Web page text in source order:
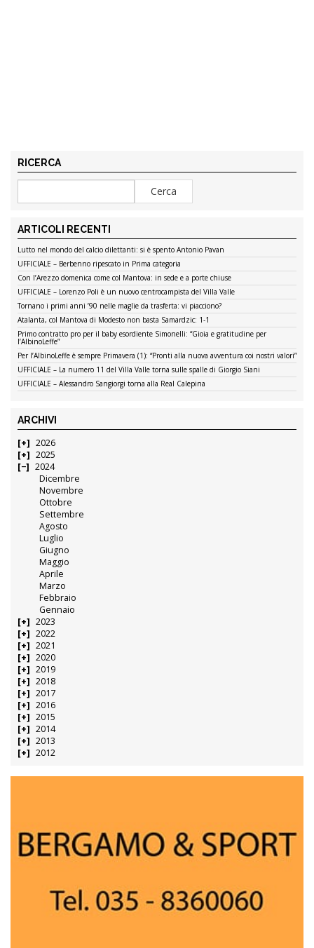
RICERCA
ARTICOLI RECENTI
Lutto nel mondo del calcio dilettanti: si è spento Antonio Pavan
UFFICIALE – Berbenno ripescato in Prima categoria
Con l’Arezzo domenica come col Mantova: in sede e a porte chiuse
UFFICIALE – Lorenzo Poli è un nuovo centrocampista del Villa Valle
Tornano i primi anni ’90 nelle maglie da trasferta: vi piacciono?
Atalanta, col Mantova di Modesto non basta Samardzic: 1-1
Primo contratto pro per il baby esordiente Simonelli: “Gioia e gratitudine per
l’AlbinoLeffe”
Per l’AlbinoLeffe è sempre Primavera (1): “Pronti alla nuova avventura coi nostri valori”
UFFICIALE – La numero 11 del Villa Valle torna sulle spalle di Giorgio Siani
UFFICIALE – Alessandro Sangiorgi torna alla Real Calepina
ARCHIVI
2026
2025
2024
Dicembre
Novembre
Ottobre
Settembre
Agosto
Luglio
Giugno
Maggio
Aprile
Marzo
Febbraio
Gennaio
2023
2022
2021
2020
2019
2018
2017
2016
2015
2014
2013
2012